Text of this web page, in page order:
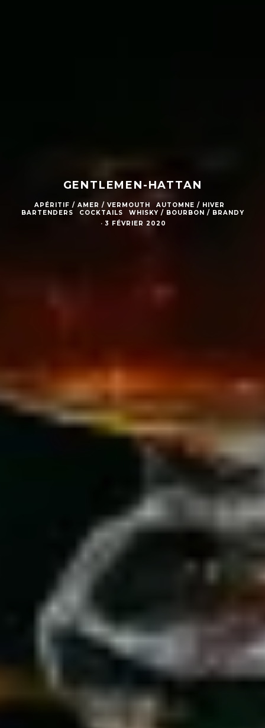
GENTLEMEN-HATTAN
APÉRITIF / AMER / VERMOUTH
AUTOMNE / HIVER
BARTENDERS
COCKTAILS
WHISKY / BOURBON / BRANDY
· 3 FÉVRIER 2020